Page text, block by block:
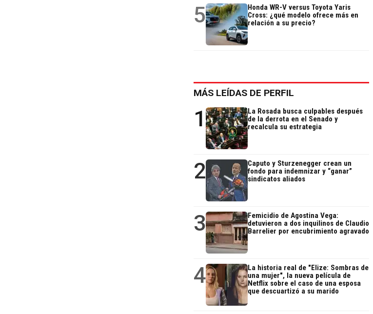
5
Honda WR-V versus Toyota Yaris
Cross: ¿qué modelo ofrece más en
relación a su precio?
MÁS LEÍDAS DE PERFIL
1
La Rosada busca culpables después
de la derrota en el Senado y
recalcula su estrategia
2
Caputo y Sturzenegger crean un
fondo para indemnizar y “ganar”
sindicatos aliados
3
Femicidio de Agostina Vega:
detuvieron a dos inquilinos de Claudio
Barrelier por encubrimiento agravado
4
La historia real de "Elize: Sombras de
una mujer", la nueva película de
Netflix sobre el caso de una esposa
que descuartizó a su marido